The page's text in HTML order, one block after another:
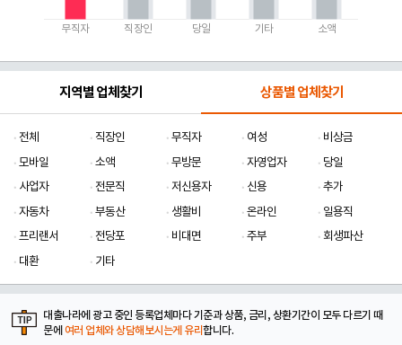
무직자 직장인 당일 기타 소액
지역별 업체찾기 상품별 업체찾기
전체 직장인 무직자 여성
비상금
모바일
소액 무방문 자영업자
당일
사업자
전문직 저신용자 신용
추가
자동차
부동산 생활비 온라인
일용직
프리랜서
전당포 비대면 주부
회생파산
대환
기타
대출나라에 광고 중인 등록업체마다 기준과 상품, 금리, 상환기간이 모두 다르기 때
문에 여러 업체와 상담해보시는게 유리합니다.